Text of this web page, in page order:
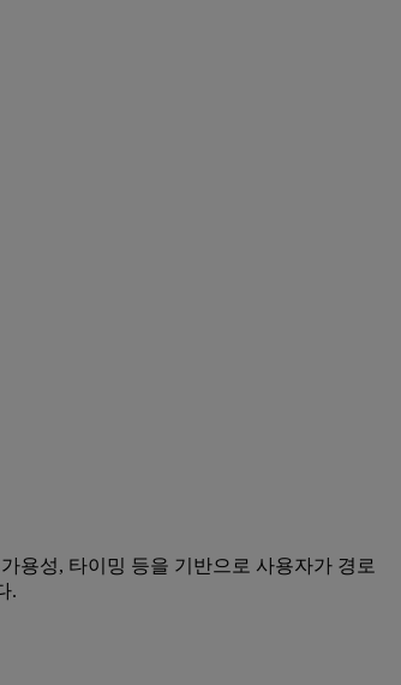
용성, 타이밍 등을 기반으로 사용자가 경로
.